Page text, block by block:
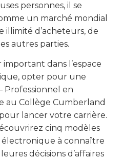
personnes, il se
un marché mondial
illimité d’acheteurs, de
autres parties.
dans l’espace
opter pour une
Professionnel en
au Collège Cumberland
lancer votre carrière.
cinq modèles
électronique à connaître
décisions d’affaires